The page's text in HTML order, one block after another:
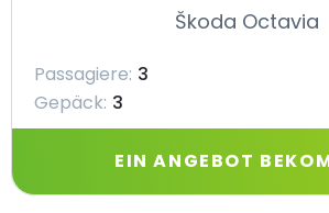
Škoda Octavia
Passagiere: 3
Gepäck: 3
EIN ANGEBOT